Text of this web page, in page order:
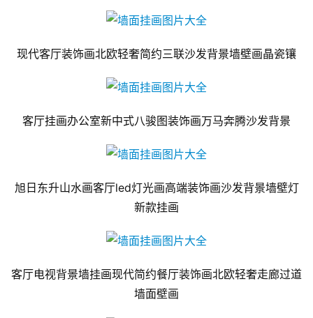
现代客厅装饰画北欧轻奢简约三联沙发背景墙壁画晶瓷镶
客厅挂画办公室新中式八骏图装饰画万马奔腾沙发背景
旭日东升山水画客厅led灯光画高端装饰画沙发背景墙壁灯
新款挂画
客厅电视背景墙挂画现代简约餐厅装饰画北欧轻奢走廊过道
墙面壁画